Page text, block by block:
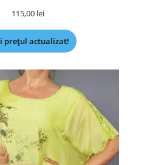
115,00 lei
prețul actualizat!